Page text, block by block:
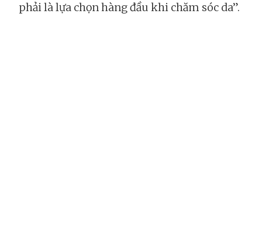
phải là lựa chọn hàng đầu khi chăm sóc da”.